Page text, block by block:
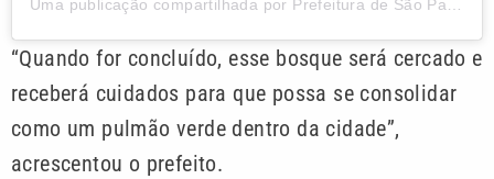
Uma publicação compartilhada por Prefeitura de São Paulo (@prefsp)
“Quando for concluído, esse bosque será cercado e
receberá cuidados para que possa se consolidar
como um pulmão verde dentro da cidade”,
acrescentou o prefeito.